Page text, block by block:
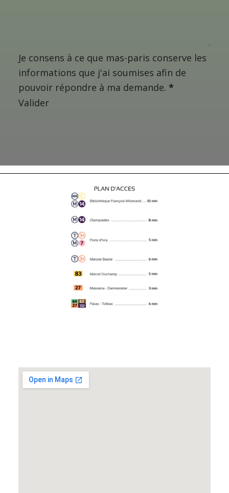
Je consens à ce que mas-paris conserve les
informations que j'ai soumises afin de
pouvoir répondre à ma demande. *
Valider